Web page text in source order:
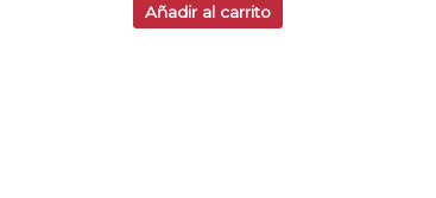
Añadir al carrito